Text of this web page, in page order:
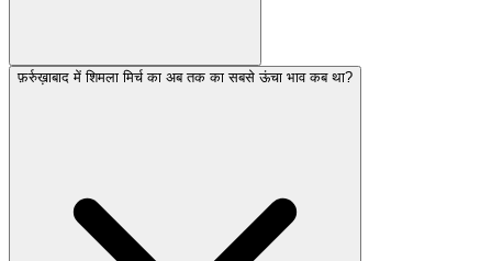
फ़र्रुख़ाबाद में शिमला मिर्च का अब तक का सबसे ऊंचा भाव कब था?